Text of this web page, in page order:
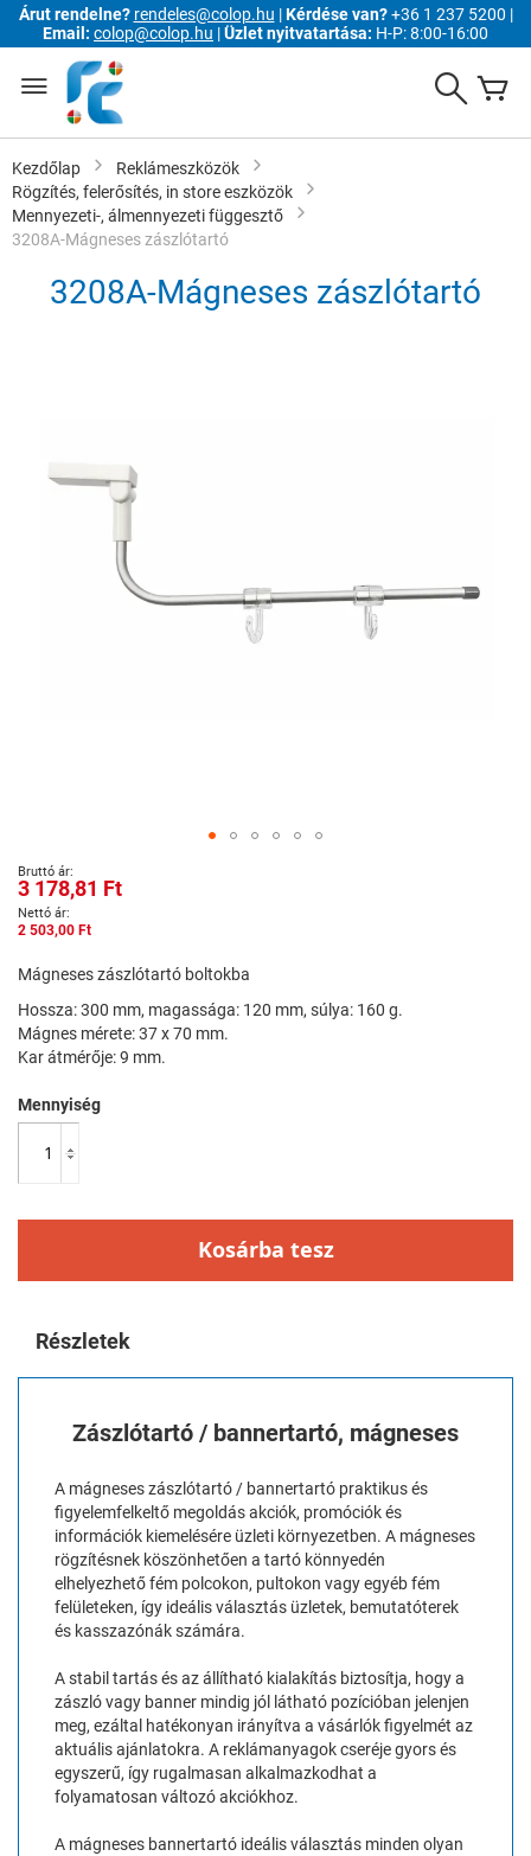
Árut rendelne? rendeles@colop.hu |Kérdése van?+36 1 237 5200 |
Email: colop@colop.hu |Üzlet nyitvatartása: H-P: 8:00-16:00
Search
Kezdőlap
Reklámeszközök
Rögzítés, felerősítés, in store eszközök
Mennyezeti-, álmennyezeti függesztő
3208A-Mágneses zászlótartó
3208A-Mágneses zászlótartó
Ugrás
a
képgaléria
elejére
3 178,81 Ft
2 503,00 Ft
Mágneses zászlótartó boltokba
Hossza: 300 mm, magassága: 120 mm, súlya: 160 g.
Mágnes mérete: 37 x 70 mm.
Kar átmérője: 9 mm.
Mennyiség
Kosárba tesz
Részletek
Zászlótartó / bannertartó, mágneses
A mágneses zászlótartó / bannertartó praktikus és
figyelemfelkeltő megoldás akciók, promóciók és
információk kiemelésére üzleti környezetben. A mágneses
rögzítésnek köszönhetően a tartó könnyedén
elhelyezhető fém polcokon, pultokon vagy egyéb fém
felületeken, így ideális választás üzletek, bemutatóterek
és kasszazónák számára.
A stabil tartás és az állítható kialakítás biztosítja, hogy a
zászló vagy banner mindig jól látható pozícióban jelenjen
meg, ezáltal hatékonyan irányítva a vásárlók figyelmét az
aktuális ajánlatokra. A reklámanyagok cseréje gyors és
egyszerű, így rugalmasan alkalmazkodhat a
folyamatosan változó akciókhoz.
A mágneses bannertartó ideális választás minden olyan